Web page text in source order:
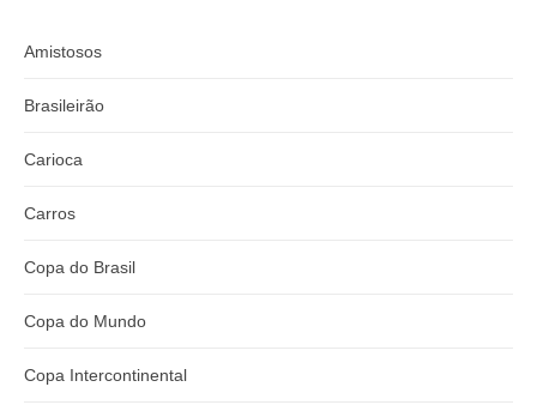
Amistosos
Brasileirão
Carioca
Carros
Copa do Brasil
Copa do Mundo
Copa Intercontinental